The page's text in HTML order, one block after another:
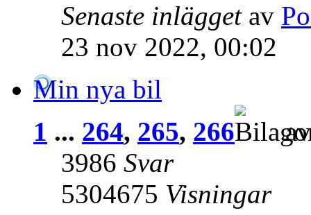
Senaste inlägget av
23 nov 2022, 00:02
Min nya bil
1 ... 264, 265, 266
3986 Svar
5304675 Visningar